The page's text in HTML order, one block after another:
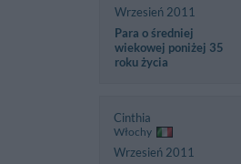
Wrzesień 2011
Para o średniej
wiekowej poniżej 35
roku życia
Cinthia
Włochy
Wrzesień 2011